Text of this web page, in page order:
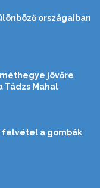
országaiban
jövőre
Tádzs Mahal
felvétel a gombák